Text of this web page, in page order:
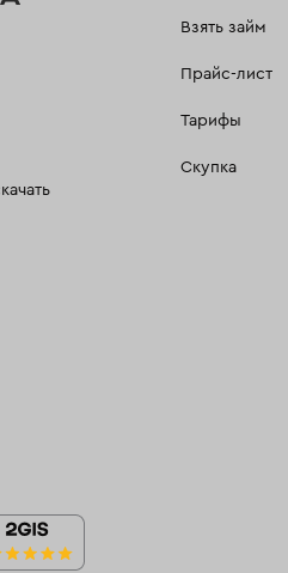
Взять займ
Прайс-лист
Тарифы
Скупка